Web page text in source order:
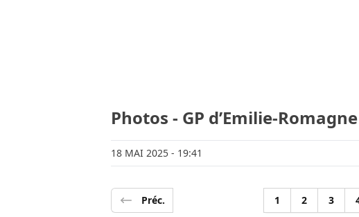
Photos - GP d’Emilie-
18 MAI 2025 - 19:41
Préc. 1 2 3